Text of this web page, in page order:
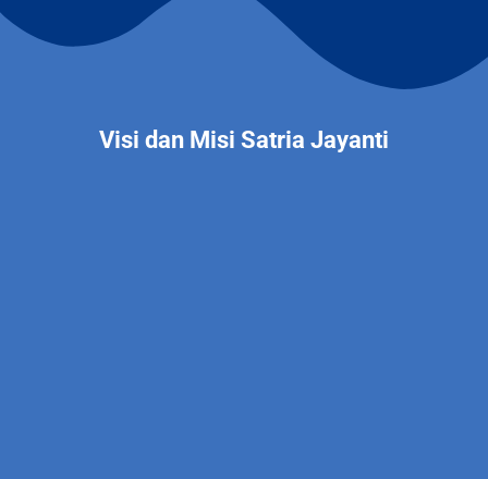
Visi dan Misi Satria Jayanti